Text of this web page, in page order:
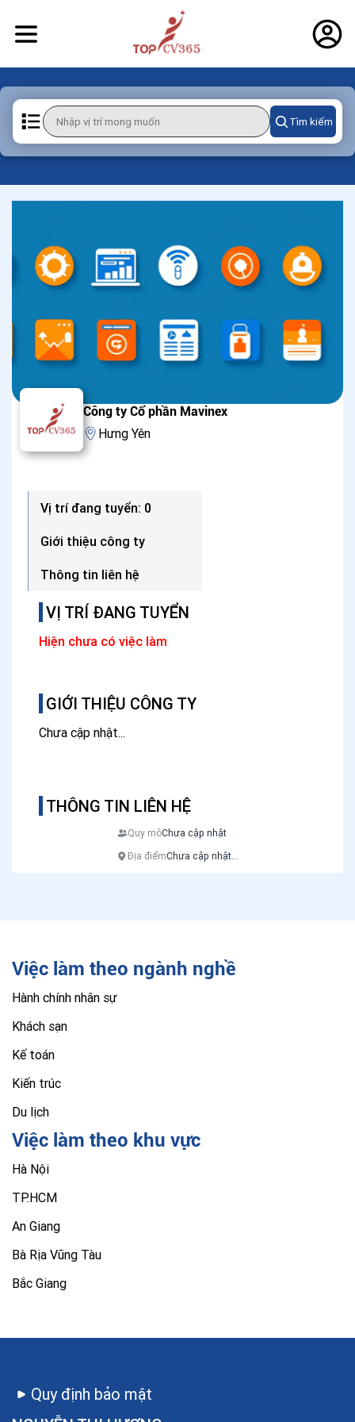
Tìm kiếm
Công ty Cổ phần Mavinex
Hưng Yên
VỊ TRÍ ĐANG TUYỂN
Hiện chưa có việc làm
GIỚI THIỆU CÔNG TY
Chưa cập nhật...
THÔNG TIN LIÊN HỆ
Quy môChưa cập nhật
Địa điểmChưa cập nhật...
Vị trí đang tuyển: 0
Giới thiệu công ty
Thông tin liên hệ
Việc làm theo ngành nghề
Hành chính nhân sự
Khách sạn
Kế toán
Kiến trúc
Du lịch
Việc làm theo khu vực
Hà Nội
TP.HCM
An Giang
Bà Rịa Vũng Tàu
Bắc Giang
Quy định bảo mật